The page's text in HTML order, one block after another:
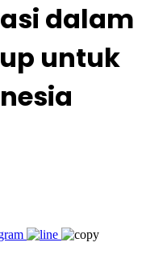
dalam
untuk